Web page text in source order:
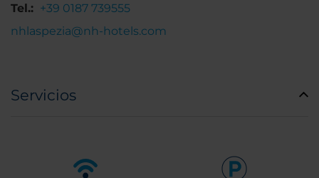
Tel.: +39 0187 739555
nhlaspezia@nh-hotels.com
Servicios